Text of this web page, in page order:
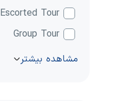
Escorted Tour
Group Tour
مشاهده بیشتر